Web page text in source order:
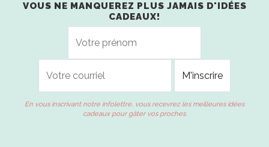
VOUS NE MANQUEREZ PLUS JAMAIS D'IDÉES
CADEAUX!
En vous inscrivant notre infolettre, vous recevrez les meilleures idées
cadeaux pour gâter vos proches.